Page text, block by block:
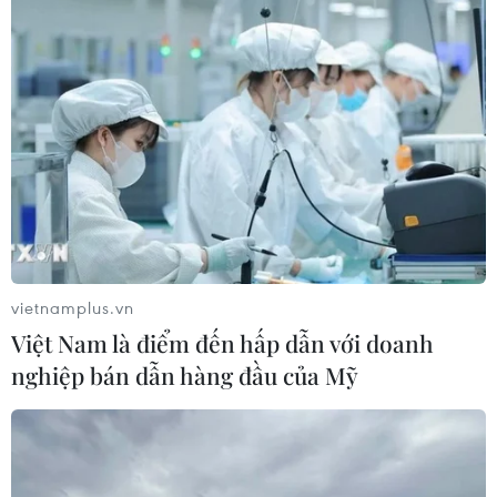
65 năm thảm họa da cam: Mở rộng
chính sách, chung tay hàn gắn
09/08/2026 01:39
Thời tiết ngày 9/8: Bắc Bộ và Trung
Bộ ngày nắng nóng, Nam Bộ có mưa
dông
08/08/2026 23:08
Xe tải va chạm xe máy tại Đắk Lắk
làm hai người thương vong
vietnamplus.vn
Việt Nam là điểm đến hấp dẫn với doanh
nghiệp bán dẫn hàng đầu của Mỹ